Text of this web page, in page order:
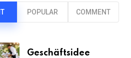
POPULAR COMMENT
Geschäftsidee